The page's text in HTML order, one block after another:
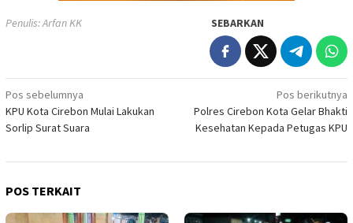
Penulis: Arfan KK SEBARKAN
Navigasi
pos
Pos sebelumnya
KPU Kota Cirebon Mulai Lakukan
Sorlip Surat Suara
Pos berikutnya
Polres Cirebon Kota Gelar Bhakti
Kesehatan Kepada Petugas KPU
POS TERKAIT